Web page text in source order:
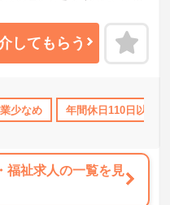
完備 交通費支給 退職金制
対応や医療行為は看護師が
修の方も食事介助や入浴介助
境です。多職種で情報を共
ら7時間程度とかなり少なめ
ントを超えているため急な勤
す。eラーニングも導入され
着実に深めていける環境が
してもらう
少なめ 年間休日110日以上
福祉求人の一覧を見